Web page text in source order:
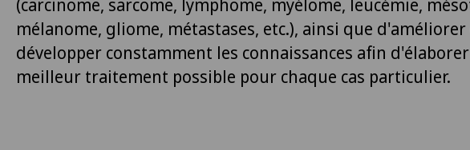
(carcinome, sarcome, lymphome, myélome, leucémie,
mélanome, gliome, métastases, etc.), ainsi que d'améliorer
développer constamment les connaissances afin
meilleur traitement possible pour chaque cas particulier.